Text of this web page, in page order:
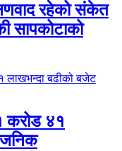
रहेको संकेत
सापकोटाको
करोड ४१